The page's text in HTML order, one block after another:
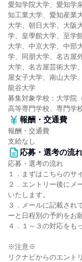
愛知学院大学、愛知学
知工業大学、愛知産業
大学、朝日大学、大阪
学、皇學館大学、至学
大学、中京大学、中部
学、同朋大学、名古屋
大学、名古屋芸術大学
屋女子大学、南山大学
龍谷大学
募集対象学校：大学院
高等専門学校、専門学
報酬・交通費
報酬・交通費
支給なし
応募・選考の流
応募・選考の流れ
１．まずはこちらのサ
２．エントリー後にメ
いたします。
３．メールに記載され
ーと日程別の予約をお
４．１～３の対応をも
※注意※
リクナビからのエント